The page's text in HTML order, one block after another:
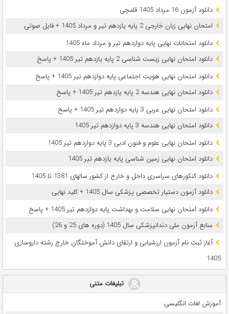
دانلود آزمون 16 مرداد 1405 قلمچی
امتحان نهایی زبان خارجی 2 پایه یازدهم تیر و مرداد 1405 + فایل صوتی
دانلود امتحانات نهایی پایه دوازدهم تیر و مرداد ماه 1405
دانلود امتحان نهایی زیست شناسی 2 پایه یازدهم تیر 1405 + پاسخ
دانلود امتحان نهایی هویت اجتماعی پایه دوازدهم تیر 1405 + پاسخ
دانلود امتحان نهایی هندسه 2 پایه یازدهم تیر 1405 + پاسخ
دانلود امتحان نهایی عربی 3 پایه دوازدهم تیر 1405 + پاسخ
دانلود امتحان نهایی هندسه 3 پایه دوازدهم تیر 1405
دانلود امتحان نهایی علوم و فنون ادبی 3 پایه دوازدهم تیر 1405
دانلود امتحان نهایی زمین شناسی پایه یازدهم تیر 1405
دانلود کنکورهای سراسری داخل و خارج از کشور سالهای 1381 تا 1405
دانلود آزمون دستیار تخصصی پزشکی سال 1405 + کلید نهایی
دانلود امتحان نهایی سلامت و بهداشت پایه دوازدهم تیر 1405 + پاسخ
ﻣﻨﺎﺑﻊ آزﻣﻮن ﻣﻠﯽ دندانپزشکی سال 1405 (دوره های 25 و 26)
آغاز ثبت نام آزمون‌ ارزشیابی و ارتقای دانش آموختگان خارج رشته داروسازی
1405
تبلیغات متنی
آموزش لغات انگلیسی